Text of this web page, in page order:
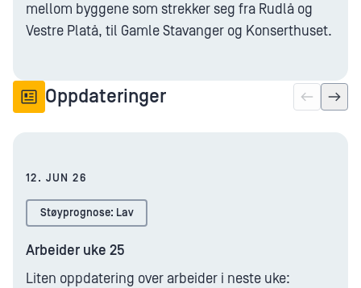
mellom byggene som strekker seg fra Rudlå og
Vestre Platå, til Gamle Stavanger og Konserthuset.
Oppdateringer
12. JUN 26
Støyprognose: Lav
Arbeider uke 25
Liten oppdatering over arbeider i neste uke: